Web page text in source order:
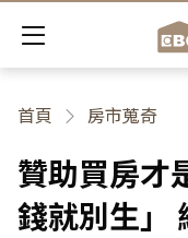
首頁 房市蒐奇
贊助買房才
錢就別生」